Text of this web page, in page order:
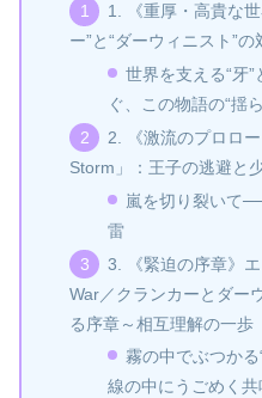
1. 《重厚・高貴な
ー”と“ダーウィニスト”の
世界を支える“牙
ぐ、この物語の“揺
2. 《激流のプロロ
Storm」：王子の逃避と
嵐を切り裂いて
雷
3. 《緊迫の序章》
War／クランカーとダー
る序章～相互理解の一歩
霧の中でぶつかる
線の中にうごめく共